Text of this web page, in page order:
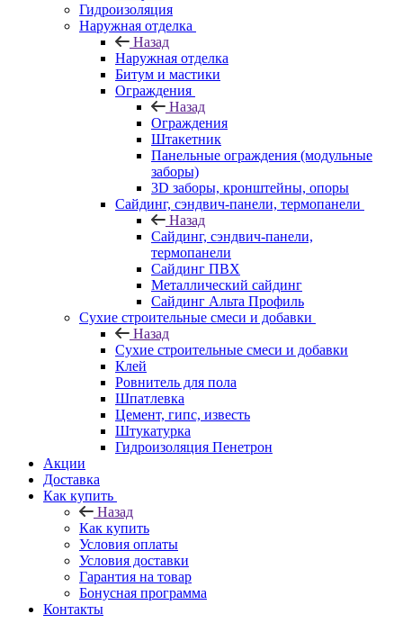
Гидроизоляция
Наружная отделка
Назад
Наружная отделка
Битум и мастики
Ограждения
Назад
Ограждения
Штакетник
Панельные ограждения (модульные
заборы)
3D заборы, кронштейны, опоры
Cайдинг, сэндвич-панели, термопанели
Назад
Cайдинг, сэндвич-панели,
термопанели
Сайдинг ПВХ
Металлический сайдинг
Сайдинг Альта Профиль
Сухие строительные смеси и добавки
Назад
Сухие строительные смеси и добавки
Клей
Ровнитель для пола
Шпатлевка
Цемент, гипс, известь
Штукатурка
Гидроизоляция Пенетрон
Акции
Доставка
Как купить
Назад
Как купить
Условия оплаты
Условия доставки
Гарантия на товар
Бонусная программа
Контакты